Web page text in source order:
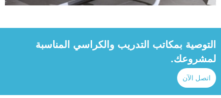
التوصية بمكاتب التدريب والكراسي المناسبة
لمشروعك.
اتصل الآن